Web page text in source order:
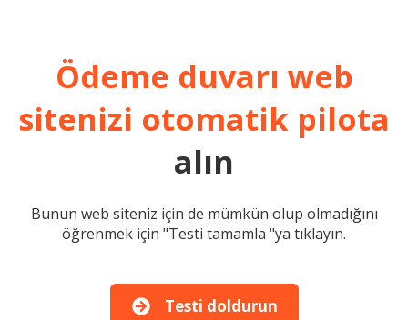
Ödeme duvarı web
sitenizi otomatik pilota
alın
Bunun web siteniz için de mümkün olup olmadığını
öğrenmek için "Testi tamamla "ya tıklayın.
Testi doldurun